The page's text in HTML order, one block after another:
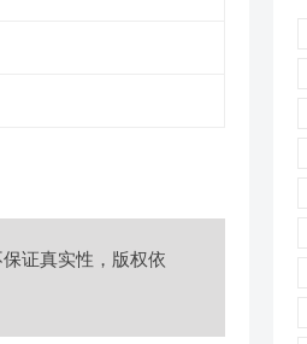
证真实性，版权依